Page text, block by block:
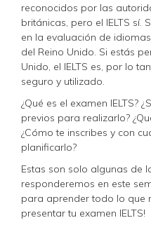
reconocidos por las
británicas, pero el IELTS sí.
en la evaluación de
del Reino Unido. Si estás
Unido, el IELTS es, por lo
seguro y utilizado.
¿Qué es el examen IELTS?
previos para realizarlo?
¿Cómo te inscribes y con
planificarlo?
Estas son solo algunas de
responderemos en este
para aprender todo lo que
presentar tu examen IELTS!